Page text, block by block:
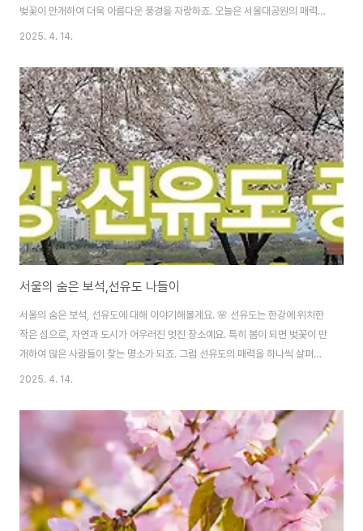
벚꽃이 만개하여 더욱 아름다운 풍경을 자랑하죠. 오늘은 서울대공원의 매력과
함께 아이들과 떠나보는 나들이를 소개해드릴게요.서울대공원은 대중교통으
서 도보로 약 15분 정도 걸으면 도착할 수 있어요.버스를 이용할 경우, 5002
번, 5400번, 5401번 등의 노선이 서울대공원 정류장에 정차하니 참고하세
요.주말에는 많은 사람들이 방문하니, 대중교통을 이용하는 것이 더 편리할 수
있어요.서울대공원의 인기 장소서울대공원은 다양한 명소로 가득 차 있어요.
가장 인기 있는 곳은 바로 동..
2025. 4. 14.
서울의 숨은 보석,선유도 나들이
서울의 숨은 보석, 선유도에 대해 이야기해볼게요. 🌸 선유도는 한강에 위치한
작은 섬으로, 자연과 도시가 어우러진 멋진 장소예요. 특히 봄이 되면 벚꽃이 만
개하여 많은 사람들이 찾는 명소가 되죠. 그럼 선유도의 매력을 하나씩 살펴볼
까요?1 선유도 소개선유도는 양화한강공원 안에 위치한 작은 섬으로, 과거의
'물(水)의 공원'이라는 별칭을 가지고 있으며, 다양한 식물과 생태계가 조화를
이루고 있어요. 특히, 한강의 아름다운 경치를 감상할 수 있는 최적의 장소로 알
려져 있죠.2 선유도의 봄봄이 오면 선유도는 벚꽃으로 가득 차요. 🌸 벚꽃이 만
개한 모습은 정말 장관이에요. 사람들이 이곳을 찾아와 벚꽃 아래에서 사진을
찍고, 소중한 추억을..
2025. 4. 14.